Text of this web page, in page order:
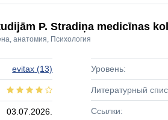
P. Stradiņa medicīnas
анатомия, Психология
evitax (13)
03.07.2026.
Уровень:
Литературный
Ссылки: